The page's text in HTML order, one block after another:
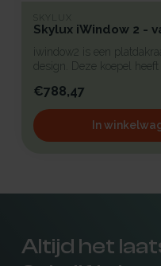
SKYLUX
Skylux iWindow 2 -
iwindow2 is een
design. Deze koepel heeft
€788,47
In
Altijd het